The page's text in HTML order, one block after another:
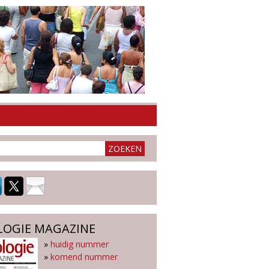
MAGAZINE
» huidig nummer
» komend nummer